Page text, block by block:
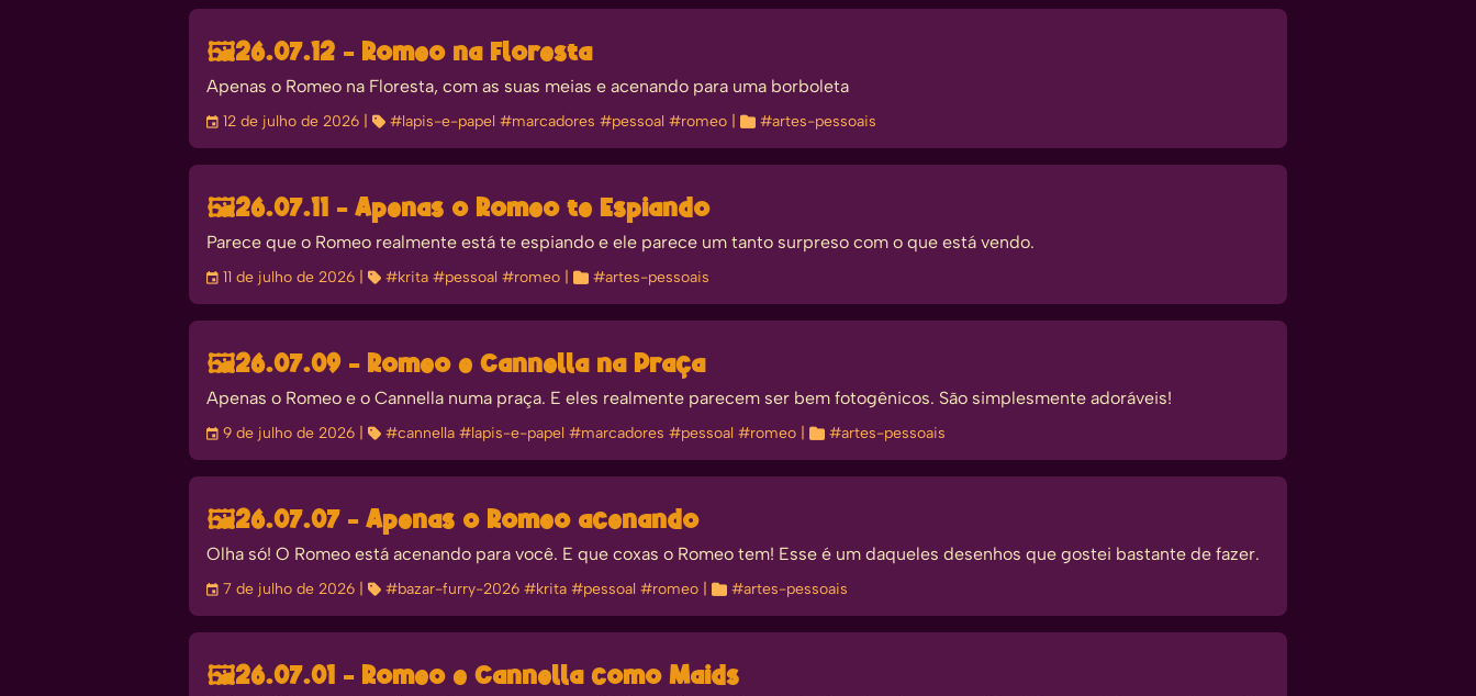
🖼️26.07.12 - Romeo na Floresta
Apenas o Romeo na Floresta, com as suas meias e acenando para uma borboleta
󰃭 12 de julho de 2026 |  #lapis-e-papel #marcadores #pessoal #romeo |  #artes-pessoais
🖼️26.07.11 - Apenas o Romeo te Espiando
Parece que o Romeo realmente está te espiando e ele parece um tanto surpreso com o que está vendo.
󰃭 11 de julho de 2026 |  #krita #pessoal #romeo |  #artes-pessoais
🖼️26.07.09 - Romeo e Cannella na Praça
Apenas o Romeo e o Cannella numa praça. E eles realmente parecem ser bem fotogênicos. São simplesmente adoráveis!
󰃭 9 de julho de 2026 |  #cannella #lapis-e-papel #marcadores #pessoal #romeo |  #artes-pessoais
🖼️26.07.07 - Apenas o Romeo acenando
Olha só! O Romeo está acenando para você. E que coxas o Romeo tem! Esse é um daqueles desenhos que gostei bastante de fazer.
󰃭 7 de julho de 2026 |  #bazar-furry-2026 #krita #pessoal #romeo |  #artes-pessoais
🖼️26.07.01 - Romeo e Cannella como Maids